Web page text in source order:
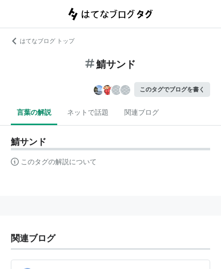
はてなブログ トップ
鯖サンド
このタグでブログを書く
言葉の解説 ネットで話題 関連ブログ
鯖サンド
このタグの解説について
関連ブログ